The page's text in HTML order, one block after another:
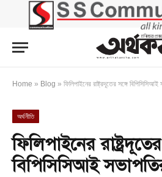
Home » Blog » ফিলিপাইনের রাষ্ট্রদূতের সঙ্গে
অর্থনীতি
ফিলিপাইনের
বিপিসিসিআই